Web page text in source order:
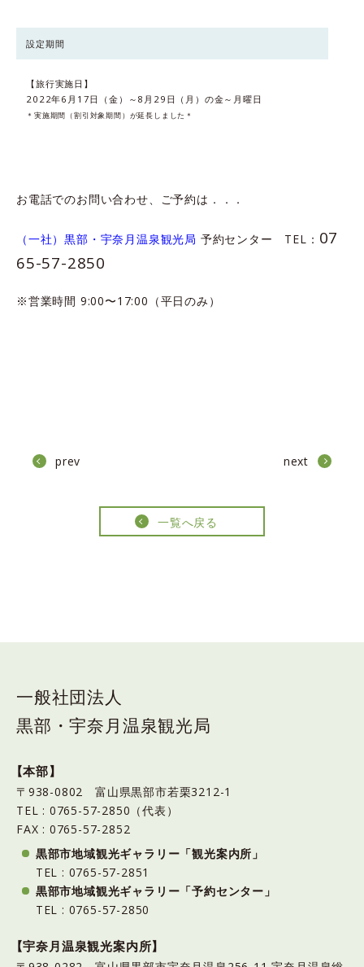
設定期間
【旅行実施日】
2022年6月17日（金）～8月29日（月）の金～月曜日
＊実施期間（割引対象期間）が延長しました＊
お電話でのお問い合わせ、ご予約は．．．
（一社）黒部・宇奈月温泉観光局 予約センター TEL： 07
65-57-2850
※営業時間 9:00〜17:00（平日のみ）
prev next
一覧へ戻る
一般社団法人
黒部・宇奈月温泉観光局
【本部】
〒938-0802 富山県黒部市若栗3212-1
TEL : 0765-57-2850（代表）
FAX : 0765-57-2852
黒部市地域観光ギャラリー「観光案内所」
TEL : 0765-57-2851
黒部市地域観光ギャラリー「予約センター」
TEL : 0765-57-2850
【宇奈月温泉観光案内所】